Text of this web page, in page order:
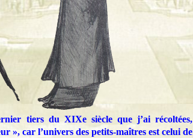
tiers du XIXe siècle que j’ai récoltées,
», car l’univers des petits-maîtres est celui de